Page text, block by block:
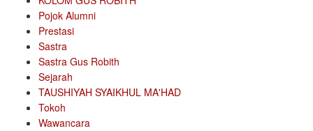
Pojok Alumni
Prestasi
Sastra
Sastra Gus Robith
Sejarah
TAUSHIYAH SYAIKHUL MA'HAD
Tokoh
Wawancara